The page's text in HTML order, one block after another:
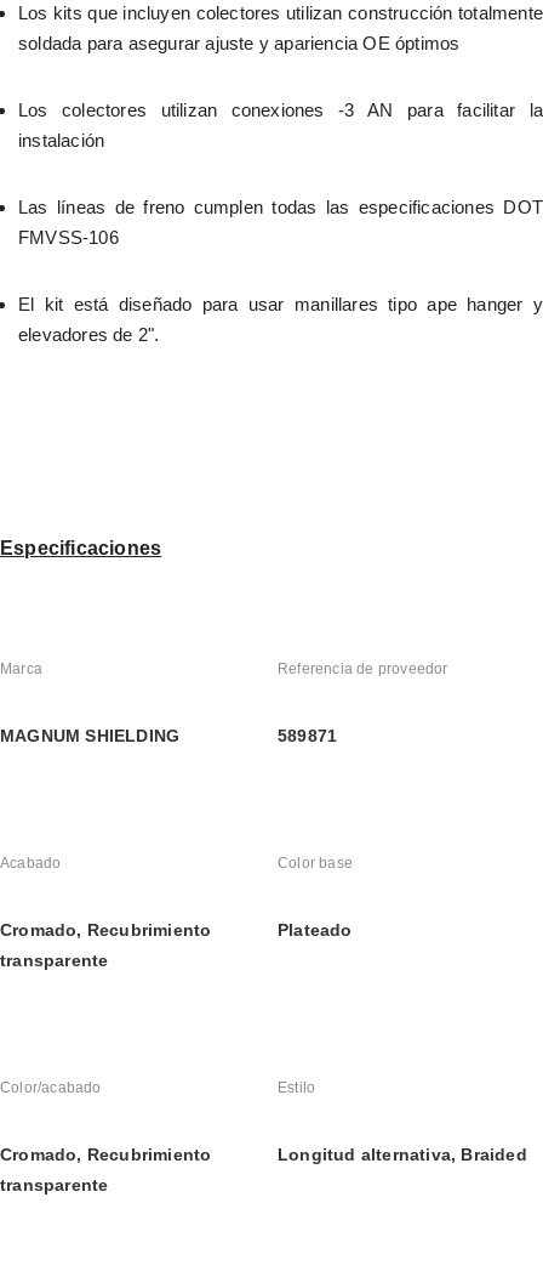
Los kits que incluyen colectores utilizan construcción totalmente
soldada para asegurar ajuste y apariencia OE óptimos
Los colectores utilizan conexiones -3 AN para facilitar la
instalación
Las líneas de freno cumplen todas las especificaciones DOT
FMVSS-106
El kit está diseñado para usar manillares tipo ape hanger y
elevadores de 2".
Especificaciones
Marca
MAGNUM SHIELDING
Referencia de proveedor
589871
Acabado
Cromado, Recubrimiento
transparente
Color base
Plateado
Color/acabado
Cromado, Recubrimiento
transparente
Estilo
Longitud alternativa, Braided